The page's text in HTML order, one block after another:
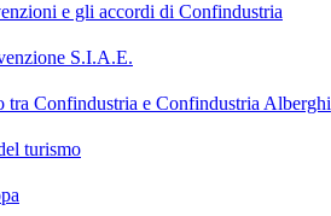
e gli accordi di Confindustria
S.I.A.E.
tra Confindustria e Confindustria Alberghi
turismo